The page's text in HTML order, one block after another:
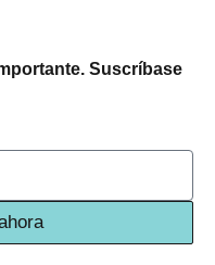
Suscríbase